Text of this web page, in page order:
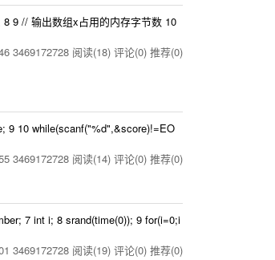
9 // 输出数组x占用的内存字节数 10
3469172728 阅读(18) 评论(0) 推荐(0)
9 10 while(scanf("%d",&score)!=EO
3469172728 阅读(14) 评论(0) 推荐(0)
7 int i; 8 srand(time(0)); 9 for(i=0;i
3469172728 阅读(19) 评论(0) 推荐(0)